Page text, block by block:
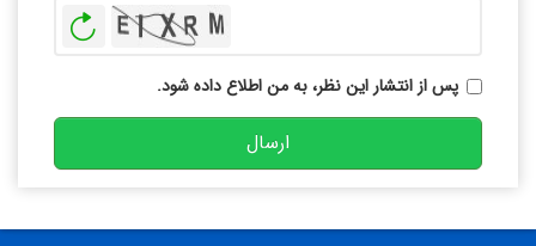
پس از انتشار این نظر، به من اطلاع داده شود.
ارسال